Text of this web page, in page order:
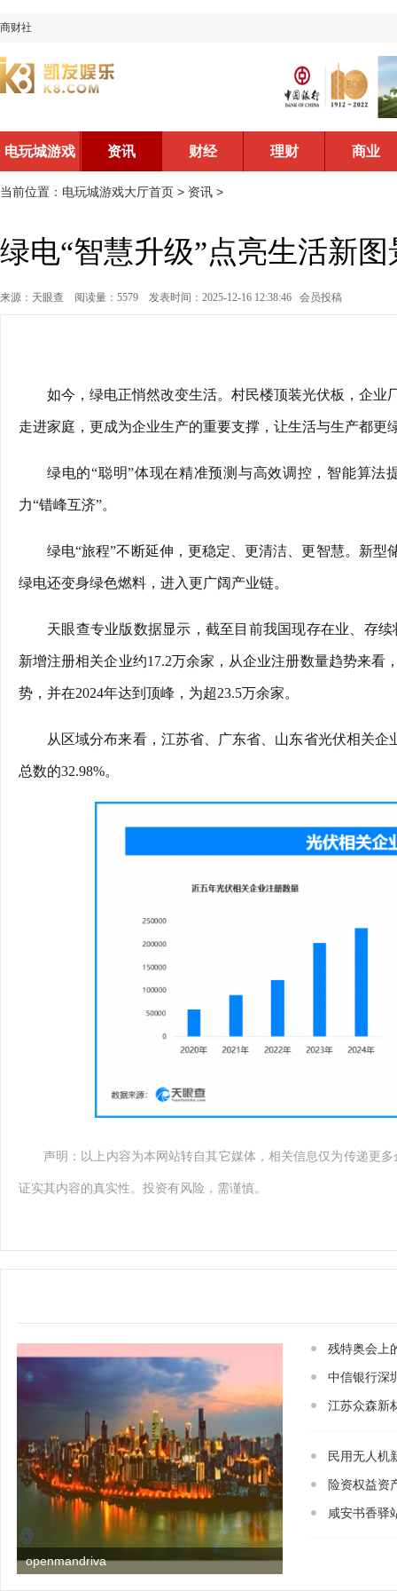
商财社
电玩城游戏
大厅首页
资讯 财经 理财 商业
当前位置： 电玩城游戏大厅首页 > 资讯 >
绿电“智慧升级”点亮生活新
来源：天眼查 阅读量：5579 发表时间：2025-12-16 12:38:46 会员投稿
如今，绿电正悄然改变生活。村民楼顶装光伏板，企
走进家庭，更成为企业生产的重要支撑，让生活与生产都更
绿电的“聪明”体现在精准预测与高效调控，智能算
力“错峰互济”。
绿电“旅程”不断延伸，更稳定、更清洁、更智慧。新
绿电还变身绿色燃料，进入更广阔产业链。
天眼查专业版数据显示，截至目前我国现存在业、存
新增注册相关企业约17.2万余家，从企业注册数量趋势来
势，并在2024年达到顶峰，为超23.5万余家。
从区域分布来看，江苏省、广东省、山东省光伏相关
总数的32.98%。
声明：以上内容为本网站转自其它媒体，相关信息仅为传递更
证实其内容的真实性。投资有风险，需谨慎。
openmandriva
残特奥会上
中信银行深
江苏众森新
民用无人机
险资权益资
咸安书香驿